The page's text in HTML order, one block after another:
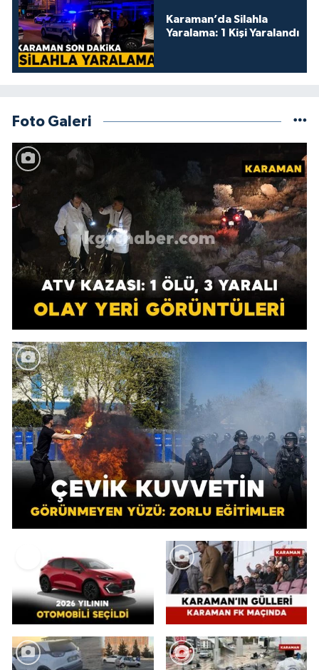
Karaman’da Silahla
Yaralama: 1 Kişi Yaralandı
Foto Galeri